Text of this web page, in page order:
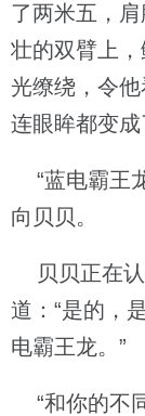
了两米五，
壮的双臂上
光缭绕，令
连眼眸都变成
“蓝电霸王
向贝贝。
贝贝正在认
道：“是的，
电霸王龙。”
“和你的不